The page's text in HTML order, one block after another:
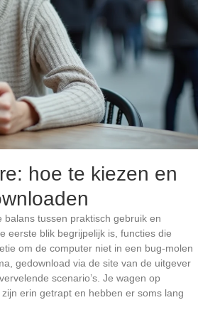
hoe te kiezen en
balans tussen praktisch gebruik en
eerste blik begrijpelijk is, functies die
om de computer niet in een bug-molen
gedownload via de site van de uitgever
scenario’s. Je wagen op
erin getrapt en hebben er soms lang